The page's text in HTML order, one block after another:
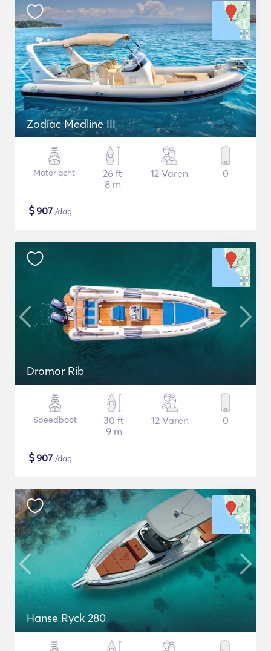
Zodiac Medline III
Motorjacht
26 ft
8 m
12 Varen 0
$907 /dag
Dromor Rib
Speedboot
30 ft
9 m
12 Varen 0
$907 /dag
Hanse Ryck 280